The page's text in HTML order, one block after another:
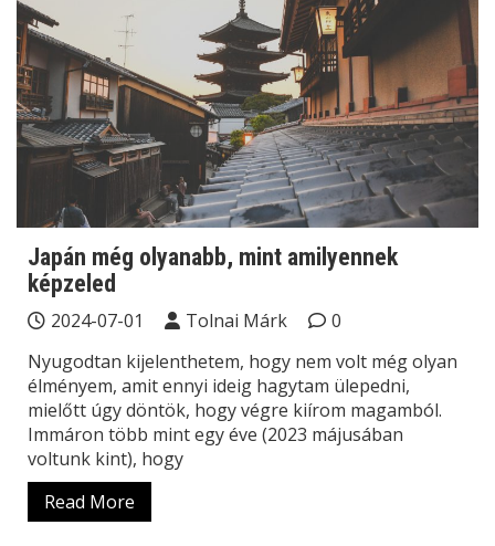
Japán még olyanabb, mint amilyennek
képzeled
2024-07-01 Tolnai Márk
0
Nyugodtan kijelenthetem, hogy nem volt még olyan
élményem, amit ennyi ideig hagytam ülepedni,
mielőtt úgy döntök, hogy végre kiírom magamból.
Immáron több mint egy éve (2023 májusában
voltunk kint), hogy
Read More